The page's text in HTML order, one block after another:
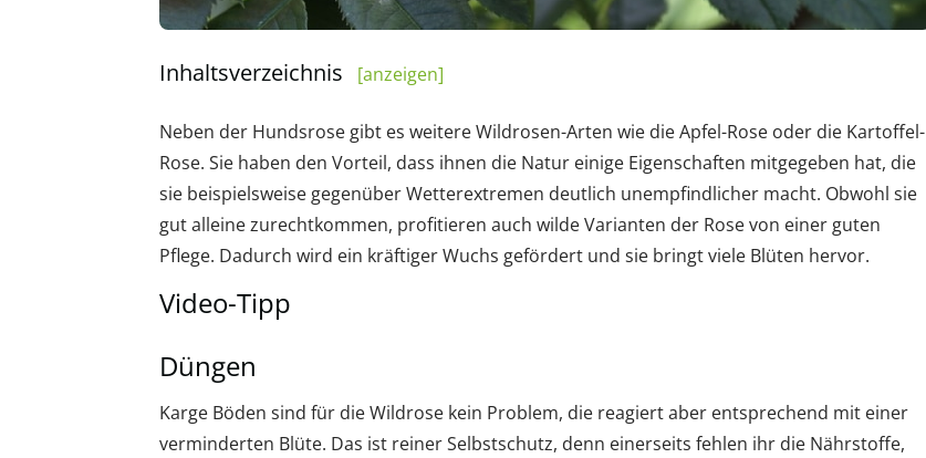
Inhaltsverzeichnis [anzeigen]
Neben der Hundsrose gibt es weitere Wildrosen-Arten wie die Apfel-Rose oder die Kartoffel-
Rose. Sie haben den Vorteil, dass ihnen die Natur einige Eigenschaften mitgegeben hat, die
sie beispielsweise gegenüber Wetterextremen deutlich unempfindlicher macht. Obwohl sie
gut alleine zurechtkommen, profitieren auch wilde Varianten der Rose von einer guten
Pflege. Dadurch wird ein kräftiger Wuchs gefördert und sie bringt viele Blüten hervor.
Video-Tipp
Düngen
Karge Böden sind für die Wildrose kein Problem, die reagiert aber entsprechend mit einer
verminderten Blüte. Das ist reiner Selbstschutz, denn einerseits fehlen ihr die Nährstoffe,